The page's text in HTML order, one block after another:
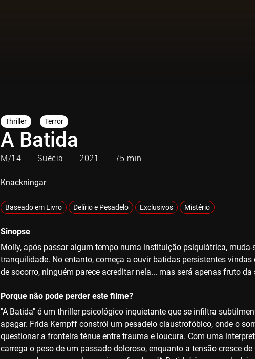
Thriller Terror
A Batida
M/14 Suécia 2021 75 min
Knackningar
Baseado em Livro Delírio e Pesadelo Exclusivos Mistério
Sinopse
Molly, após passar algum tempo numa instituição psiquiátrica,
tranquilidade. No entanto, começa a ouvir batidas persistentes
de socorro, ninguém parece acreditar nela... mas será apenas fruto
Porque não pode perder este filme?
"A Batida" é um thriller psicológico inquietante que se infiltra
apagar. Frida Kempff constrói um pesadelo claustrofóbico, onde o
questionar a fronteira ténue entre trauma e loucura. Com uma
carrega o peso de um passado doloroso, enquanto a tensão cresce